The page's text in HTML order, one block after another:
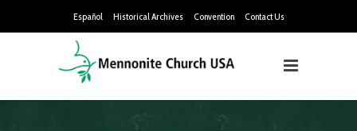
Español Historical Archives Convention Contact Us